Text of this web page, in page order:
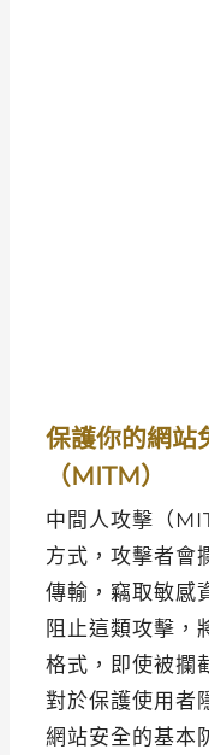
保護你的網站
（MITM）
中間人攻擊（
方式，攻擊者會
傳輸，竊取敏感
阻止這類攻擊，
格式，即使被攔
對於保護使用者
網站安全的基本